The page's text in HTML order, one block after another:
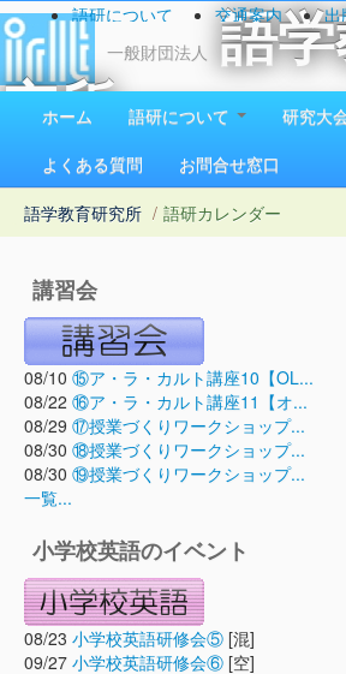
一般財団法人
語
究所
1923（大正12）年創立
語研について 交通案内 出
お問い合わせ
ホーム 語研について
研究大
よくある質問
お問合せ窓口
語学教育研究所 / 語研カレンダー
講習会
08/10 ⑮ア・ラ・カルト講座10【OL...
08/22 ⑯ア・ラ・カルト講座11【オ...
08/29 ⑰授業づくりワークショップ...
08/30 ⑱授業づくりワークショップ...
08/30 ⑲授業づくりワークショップ...
一覧...
小学校英語のイベント
08/23 小学校英語研修会⑤ [混]
09/27 小学校英語研修会⑥ [空]